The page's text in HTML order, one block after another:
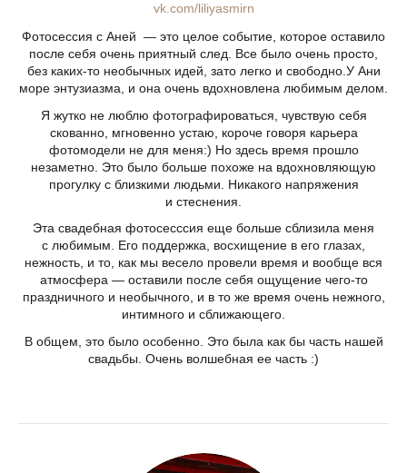
vk.com/liliyasmirn
Фотосессия с Аней — это целое событие, которое оставило
после себя очень приятный след. Все было очень просто,
без каких-то необычных идей, зато легко и свободно.У Ани
море энтузиазма, и она очень вдохновлена любимым делом.
Я жутко не люблю фотографироваться, чувствую себя
скованно, мгновенно устаю, короче говоря карьера
фотомодели не для меня:) Но здесь время прошло
незаметно. Это было больше похоже на вдохновляющую
прогулку с близкими людьми. Никакого напряжения
и стеснения.
Эта свадебная фотосесссия еще больше сблизила меня
с любимым. Его поддержка, восхищение в его глазах,
нежность, и то, как мы весело провели время и вообще вся
атмосфера — оставили после себя ощущение чего-то
праздничного и необычного, и в то же время очень нежного,
интимного и сближающего.
В общем, это было особенно. Это была как бы часть нашей
свадьбы. Очень волшебная ее часть :)